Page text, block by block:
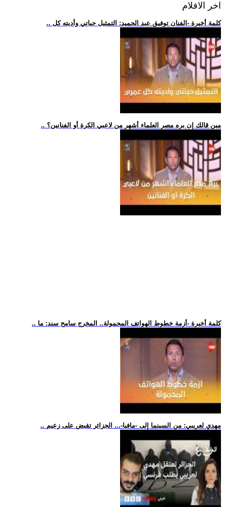
اخر الافلام
.. كلمة أخيرة -الفنان توفيق عبد الحميد: التمثيل حياتي وأديته كل
.. مين قالك إن بره مصر العلماء أشهر من لاعبي الكرة أو الفنانين؟
.. كلمة أخيرة -أزمة خطوط الهواتف المحمولة.. المخرج سامح سند: ما
.. مهدي لعريبي: من السينما إلى -مافيا-... الجزائر تقبض على زعيم